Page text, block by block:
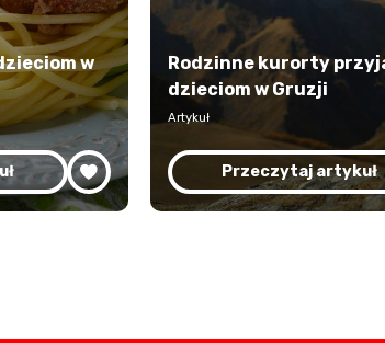
w
Rodzinne kurorty
dzieciom w Gruzji
Artykuł
Przeczytaj artykuł